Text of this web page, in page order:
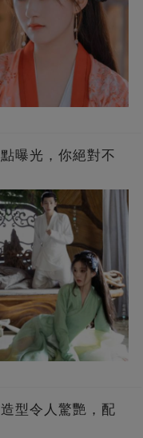
曝光，你絕對不
型令人驚艷，配